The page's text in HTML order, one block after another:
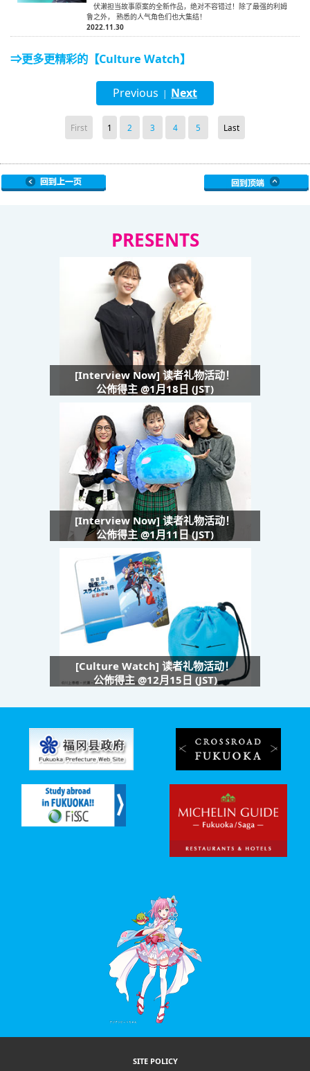
伏濑担当故事原案的全新作品，绝对不容错过！除了最强的利姆
鲁之外， 熟悉的人气角色们也大集结！
2022.11.30
⇒更多更精彩的【Culture Watch】
Previous | Next
First 1 2 3 4 5 Last
PRESENTS
[Interview Now] 读者礼物活动！
公佈得主 @1月18日 (JST)
[Interview Now] 读者礼物活动！
公佈得主 @1月11日 (JST)
[Culture Watch] 读者礼物活动！
公佈得主 @12月15日 (JST)
SITE POLICY